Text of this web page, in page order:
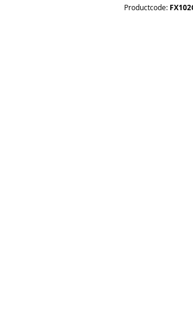
Productcode: